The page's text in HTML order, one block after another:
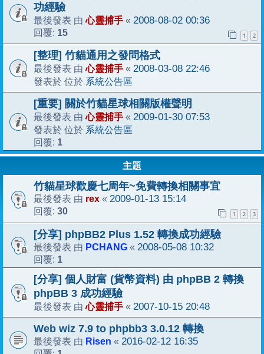
功經驗
最後發表 由心靈捕手 « 2008-08-02 00:36
回覆: 15 1 2
[整理] 竹貓通用之發問格式
最後發表 由心靈捕手 « 2008-03-08 22:46
發表於 位於 系統公告區
[重要] 關於竹貓星球相關版權聲明
最後發表 由心靈捕手 « 2009-01-30 07:53
發表於 位於 系統公告區
回覆: 1
主題
竹貓星球歡慶七周年~免費轉換相關事宜
最後發表 由 rex « 2009-01-13 15:14
回覆: 30 1 2 3
[分享] phpBB2 Plus 1.52 轉換成功經驗
最後發表 由 PCHANG « 2008-05-08 10:32
回覆: 1
[分享] 個人財富 (貨幣資料) 由 phpBB 2 轉換
phpBB 3 成功經驗
最後發表 由心靈捕手 « 2007-10-15 20:48
Web wiz 7.9 to phpbb3 3.0.12 轉換
最後發表 由 Risen « 2016-02-12 16:35